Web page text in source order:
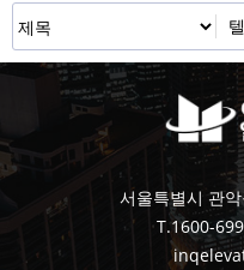
서울특별시 관
T.1600-